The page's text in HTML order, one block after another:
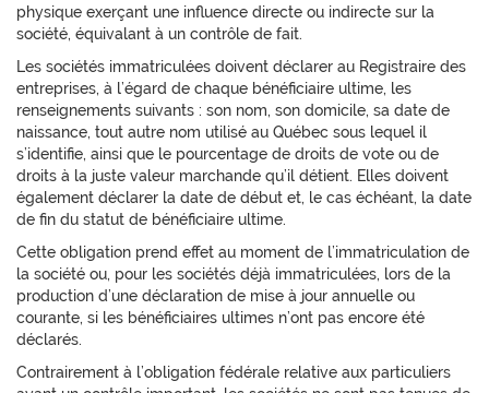
physique exerçant une influence directe ou indirecte sur la
société, équivalant à un contrôle de fait.
Les sociétés immatriculées doivent déclarer au Registraire des
entreprises, à l’égard de chaque bénéficiaire ultime, les
renseignements suivants : son nom, son domicile, sa date de
naissance, tout autre nom utilisé au Québec sous lequel il
s’identifie, ainsi que le pourcentage de droits de vote ou de
droits à la juste valeur marchande qu’il détient. Elles doivent
également déclarer la date de début et, le cas échéant, la date
de fin du statut de bénéficiaire ultime.
Cette obligation prend effet au moment de l’immatriculation de
la société ou, pour les sociétés déjà immatriculées, lors de la
production d’une déclaration de mise à jour annuelle ou
courante, si les bénéficiaires ultimes n’ont pas encore été
déclarés.
Contrairement à l’obligation fédérale relative aux particuliers